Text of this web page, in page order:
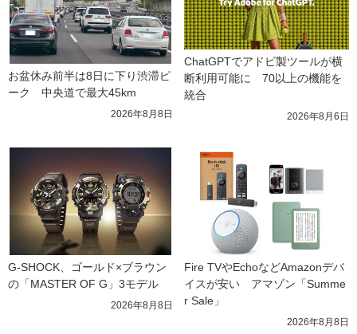
お盆休み前半は8日に下り渋滞ピ
ーク　中央道で最大45km
2026年8月8日
ChatGPTでアドビ製ツールが横
断利用可能に　70以上の機能を
統合
2026年8月6日
G-SHOCK、ゴールド×ブラウン
の「MASTER OF G」3モデル
2026年8月8日
Fire TVやEchoなどAmazonデバ
イスが安い　アマゾン「Summe
r Sale」
2026年8月8日